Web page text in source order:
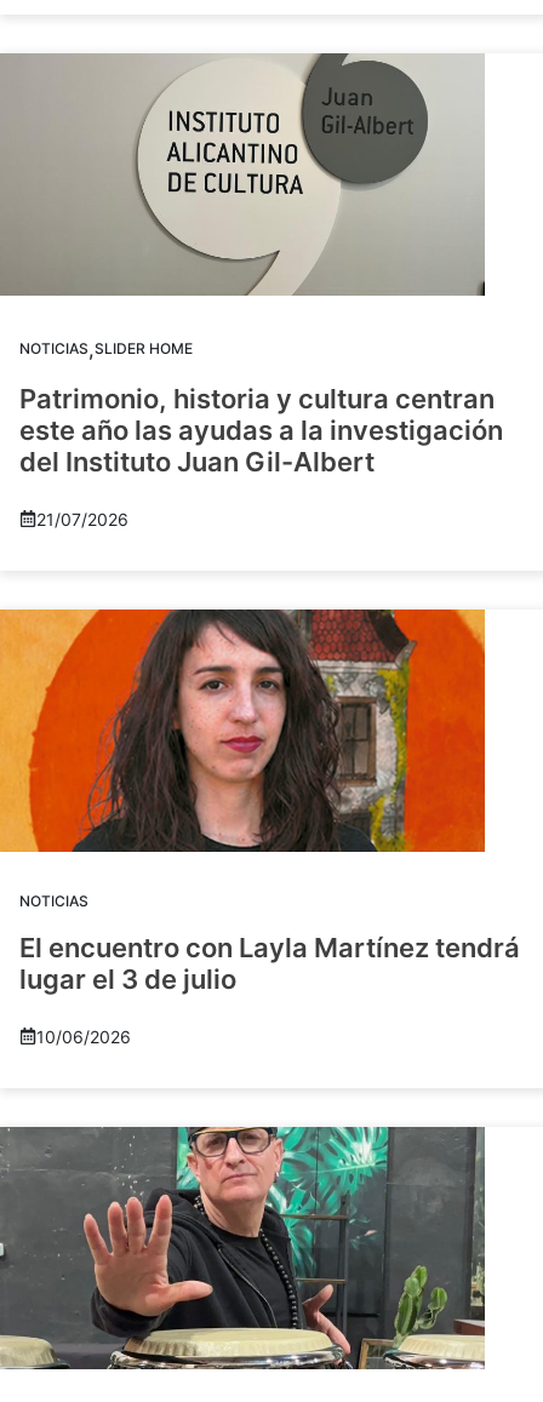
NOTICIAS,SLIDER HOME
Patrimonio, historia y cultura centran
este año las ayudas a la investigación
del Instituto Juan Gil-Albert
21/07/2026
NOTICIAS
El encuentro con Layla Martínez tendrá
lugar el 3 de julio
10/06/2026